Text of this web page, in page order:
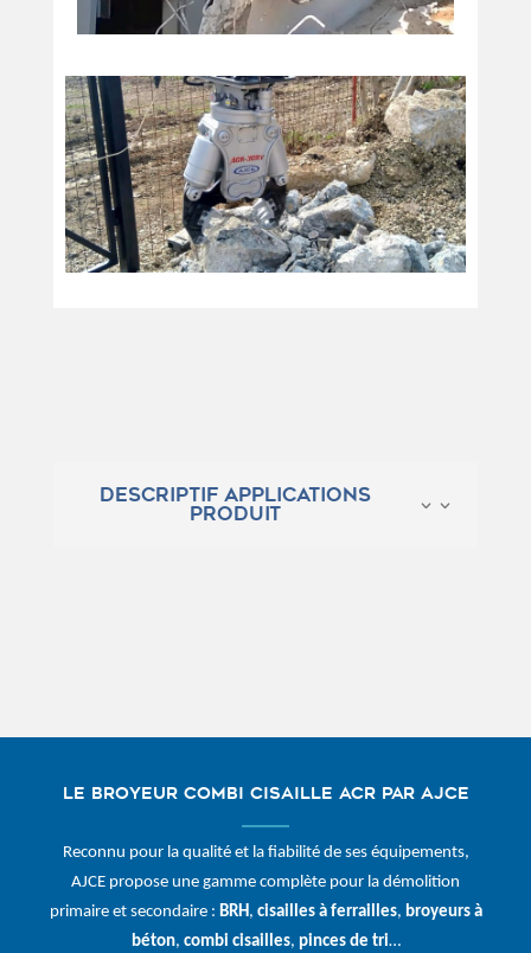
DESCRIPTIF APPLICATIONS
PRODUIT
Le broyeur combi cisaille ACR par AJCE
Reconnu pour la qualité et la fiabilité de ses équipements,
AJCE propose une gamme complète pour la démolition
primaire et secondaire : BRH, cisailles à ferrailles, broyeurs à
béton, combi cisailles, pinces de tri…